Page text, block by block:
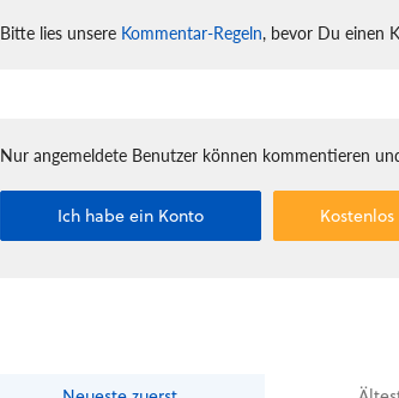
Bitte lies unsere Kommentar-Regeln, bevor Du einen
Nur angemeldete Benutzer können kommentieren
Ich habe ein Konto